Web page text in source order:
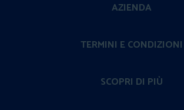
AZIENDA
TERMINI E CONDIZIONI
SCOPRI DI PIÙ